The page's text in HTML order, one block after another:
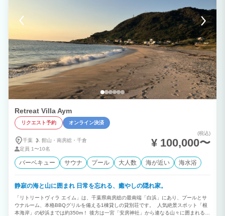
Retreat Villa Aym
リクエスト予約 オンライン決済
千葉 館山・ 南房総・ 千倉
定員 1〜10名
(税込)
¥ 100,000〜
バーベキュー サウナ プール 大人数 海が近い 海水浴
静寂の海と山に囲まれ 日常を忘れる、癒やしの隠れ家。
「リトリートヴィラ エイム」は、千葉県南房総の最南端「白浜」にあり、プールとサ
ウナルーム、本格BBQグリルを備える1棟貸しの貸別荘です。 人気絶景スポット「根
本海岸」の砂浜までは約350m！ 後方は一宮「安房神社」から連なる山々に囲まれる静